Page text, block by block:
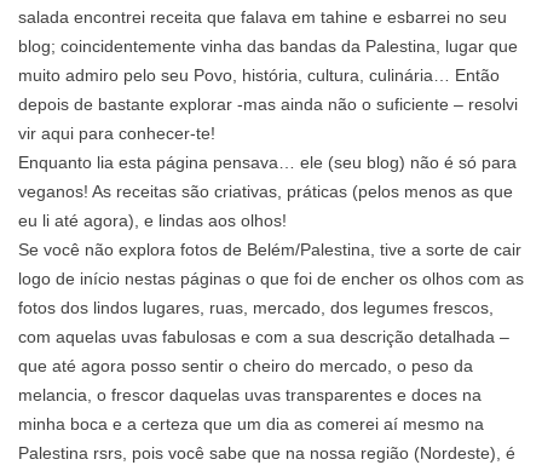
salada encontrei receita que falava em tahine e esbarrei no seu
blog; coincidentemente vinha das bandas da Palestina, lugar que
muito admiro pelo seu Povo, história, cultura, culinária… Então
depois de bastante explorar -mas ainda não o suficiente – resolvi
vir aqui para conhecer-te!
Enquanto lia esta página pensava… ele (seu blog) não é só para
veganos! As receitas são criativas, práticas (pelos menos as que
eu li até agora), e lindas aos olhos!
Se você não explora fotos de Belém/Palestina, tive a sorte de cair
logo de início nestas páginas o que foi de encher os olhos com as
fotos dos lindos lugares, ruas, mercado, dos legumes frescos,
com aquelas uvas fabulosas e com a sua descrição detalhada –
que até agora posso sentir o cheiro do mercado, o peso da
melancia, o frescor daquelas uvas transparentes e doces na
minha boca e a certeza que um dia as comerei aí mesmo na
Palestina rsrs, pois você sabe que na nossa região (Nordeste), é